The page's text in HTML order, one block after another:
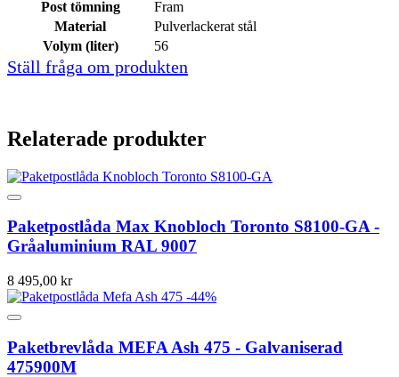
Post tömning
Fram
Material
Pulverlackerat stål
Volym (liter)
56
Ställ fråga om produkten
Relaterade produkter
Paketpostlåda Max Knobloch Toronto S8100-GA -
Gråaluminium RAL 9007
8 495,00 kr
-44%
Paketbrevlåda MEFA Ash 475 - Galvaniserad
475900M